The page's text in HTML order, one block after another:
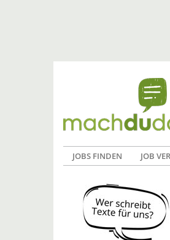
JOBS FINDEN JOB